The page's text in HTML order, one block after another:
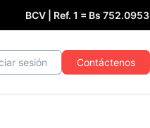
BCV | Ref. 1 = Bs 752.0953
sesión Contáctenos